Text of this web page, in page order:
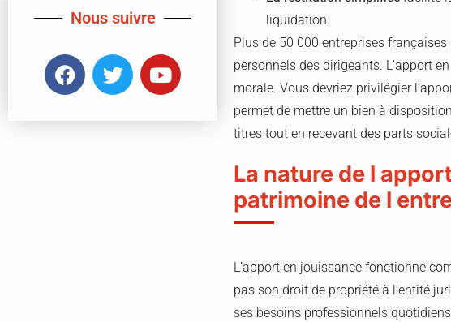
Nous suivre
liquidation.
Plus de 50 000 entreprises
personnels des dirigeants. L’apport
morale. Vous devriez privilégier
permet de mettre un bien à
titres tout en recevant des parts
La nature de l
patrimoine de l
L’apport en jouissance fonctionne
pas son droit de propriété à l’entité
ses besoins professionnels